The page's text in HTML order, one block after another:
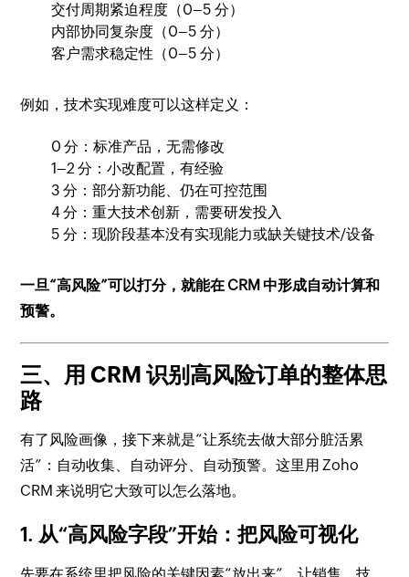
交付周期紧迫程度（0–5 分）
内部协同复杂度（0–5 分）
客户需求稳定性（0–5 分）
例如，技术实现难度可以这样定义：
0 分：标准产品，无需修改
1–2 分：小改配置，有经验
3 分：部分新功能、仍在可控范围
4 分：重大技术创新，需要研发投入
5 分：现阶段基本没有实现能力或缺关键技术/设备
一旦“高风险”可以打分，就能在 CRM 中形成自动计算和
预警。
三、用 CRM 识别高风险订单的整体思
路
有了风险画像，接下来就是“让系统去做大部分脏活累
活”：自动收集、自动评分、自动预警。这里用 Zoho
CRM 来说明它大致可以怎么落地。
1. 从“高风险字段”开始：把风险可视化